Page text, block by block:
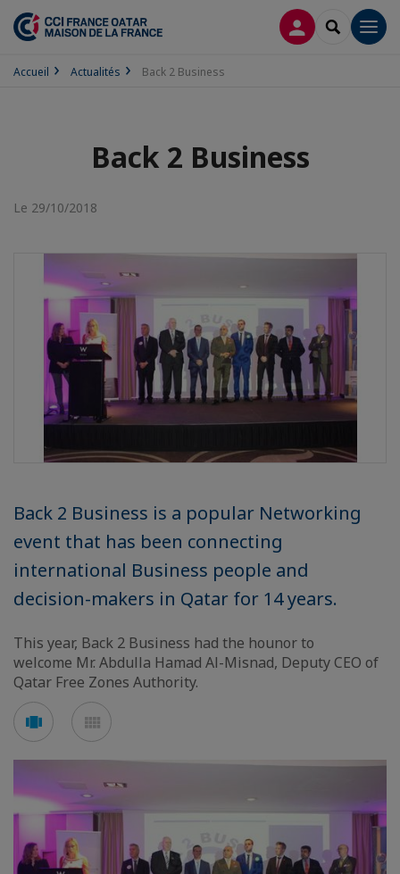
CONNEXION
Accueil Actualités Back 2 Business
Back 2 Business
Le 29/10/2018
Back 2 Business is a popular Networking
event that has been connecting
international Business people and
decision-makers in Qatar for 14 years.
This year, Back 2 Business had the hounor to
welcome Mr. Abdulla Hamad Al-Misnad, Deputy CEO of
Qatar Free Zones Authority.
Voir
en
en